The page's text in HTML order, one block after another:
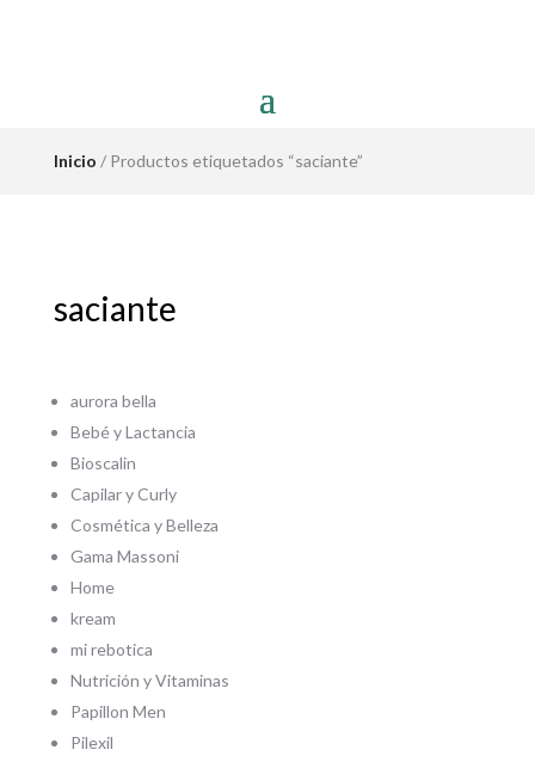
Inicio / Productos etiquetados “saciante”
saciante
aurora bella
Bebé y Lactancia
Bioscalin
Capilar y Curly
Cosmética y Belleza
Gama Massoni
Home
kream
mi rebotica
Nutrición y Vitaminas
Papillon Men
Pilexil